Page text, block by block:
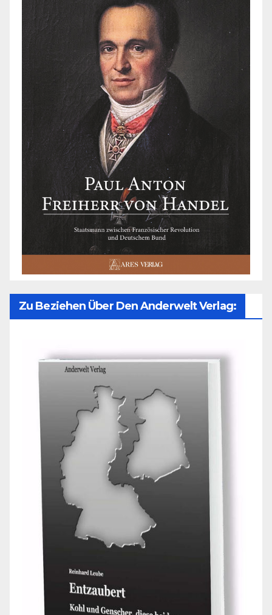
Zu Beziehen Über Den Anderwelt Verlag: